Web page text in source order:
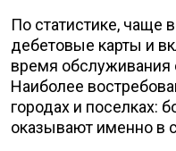
По статистике, чаще
дебетовые карты и
время обслуживания
Наиболее
городах и поселках:
оказывают именно в